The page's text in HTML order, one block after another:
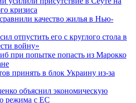
кризиса
качество жилья в Нью-
отпустить его с круглого стола в
войну»
при попытке попасть из Марокко
принять в блок Украину из-за
объяснил экономическую
режима с ЕС